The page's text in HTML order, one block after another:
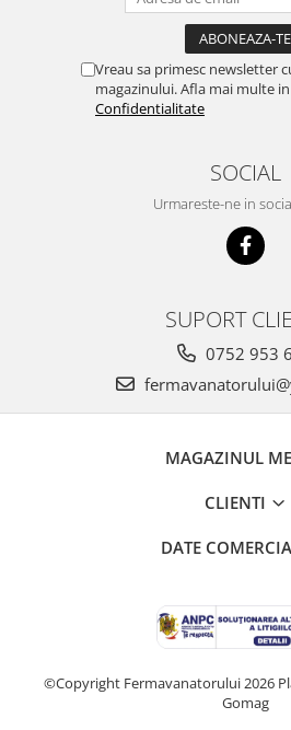
Vreau sa primesc newsletter
magazinului. Afla mai multe in
Confidentialitate
SOCIAL
Urmareste-ne in
SUPORT
0752 953
MAGAZINUL
CLIENTI
DATE
©Copyright Fermavanatorului 2026
Gomag